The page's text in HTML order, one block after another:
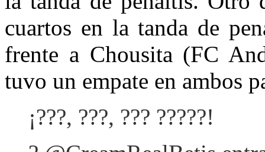
cuartos en la tanda de
frente a Chousita (FC
tuvo un empate en ambos
¡???, ???, ??? ?????!